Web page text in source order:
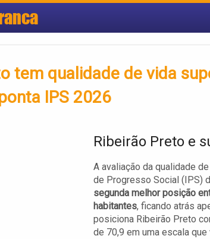
tem qualidade de vida
IPS 2026
Ribeirão Preto e
A avaliação da qualidade
de Progresso Social (IPS)
segunda melhor posição
habitantes, ficando atrás
posiciona Ribeirão Preto
de 70,9 em uma escala que